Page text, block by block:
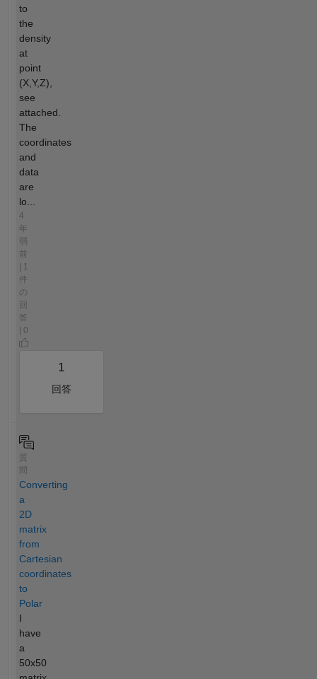
to
the
density
at
point
(X,Y,Z),
see
attached.
The
coordinates
and
data
are
lo...
4
年
弱
前
| 1
件
の
回
答
| 0
1
回答
質
Converting
a
2D
matrix
from
Cartesian
coordinates
to
Polar
I
have
a
50x50